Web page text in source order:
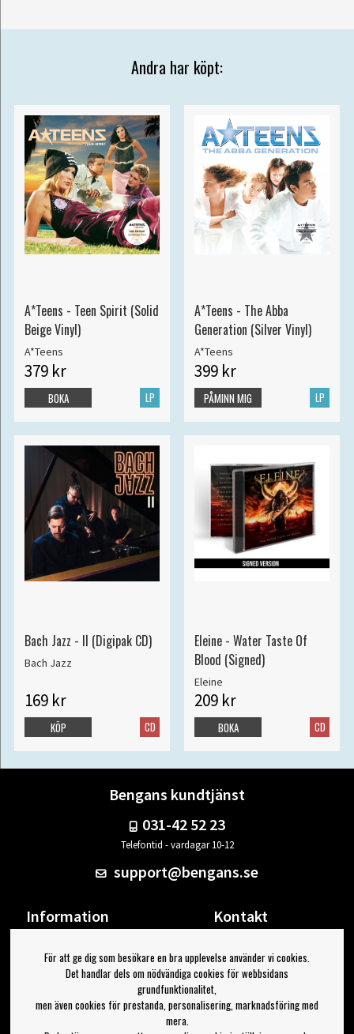
Andra har köpt:
A*Teens - Teen Spirit (Solid
Beige Vinyl)
A*Teens
379 kr
LP
BOKA
A*Teens - The Abba
Generation (Silver Vinyl)
A*Teens
399 kr
LP
PÅMINN MIG
Bach Jazz - II (Digipak CD)
Bach Jazz
169 kr
CD
KÖP
Eleine - Water Taste Of
Blood (Signed)
Eleine
209 kr
CD
BOKA
Bengans kundtjänst
031-42 52 23
Telefontid - vardagar 10-12
support@bengans.se
Information
Om Bengans
FAQ / Köp- & Leveransvillkor
Kontakt
Din sida
Logga ut
Jag vill ha tips från Bengans
För att ge dig som besökare en bra upplevelse använder vi cookies.
Det handlar dels om nödvändiga cookies för webbsidans
grundfunktionalitet,
men även cookies för prestanda, personalisering, marknadsföring med
mera.